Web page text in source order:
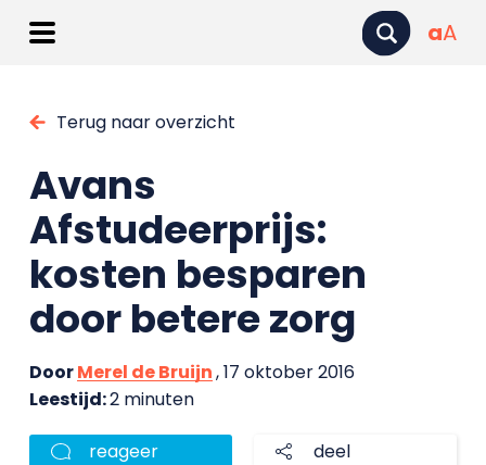
aA
Terug naar overzicht
Avans
Afstudeerprijs:
kosten besparen
door betere zorg
DoorMerel de Bruijn, 17 oktober 2016
Leestijd:2 minuten
reageer deel